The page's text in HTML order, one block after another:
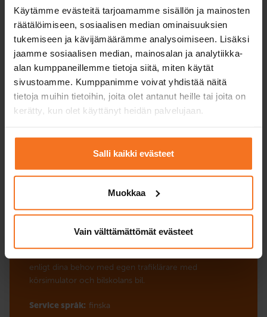
Käytämme evästeitä tarjoamamme sisällön ja mainosten
räätälöimiseen, sosiaalisen median ominaisuuksien
tukemiseen ja kävijämäärämme analysoimiseen. Lisäksi
jaamme sosiaalisen median, mainosalan ja analytiikka-
alan kumppaneillemme tietoja siitä, miten käytät
sivustoamme. Kumppanimme voivat yhdistää näitä
tietoja muihin tietoihin, joita olet antanut heille tai joita on
kerätty, kun olet käyttänyt heidän palvelujaan.
Salli kaikki evästeet
Muokkaa
Vain välttämättömät evästeet
Service språk: finska
Läs mer och anmäla dig
Jämföra paketer
Samlärning-kurs menderar!
519€
Du kan också betala via avbetalning
Omfattar teoriutbildningen för Utbildningen för det
enligt dina behov med egen trafiklärare med
körsimulator och bilskolans bil.
Service språk: finska